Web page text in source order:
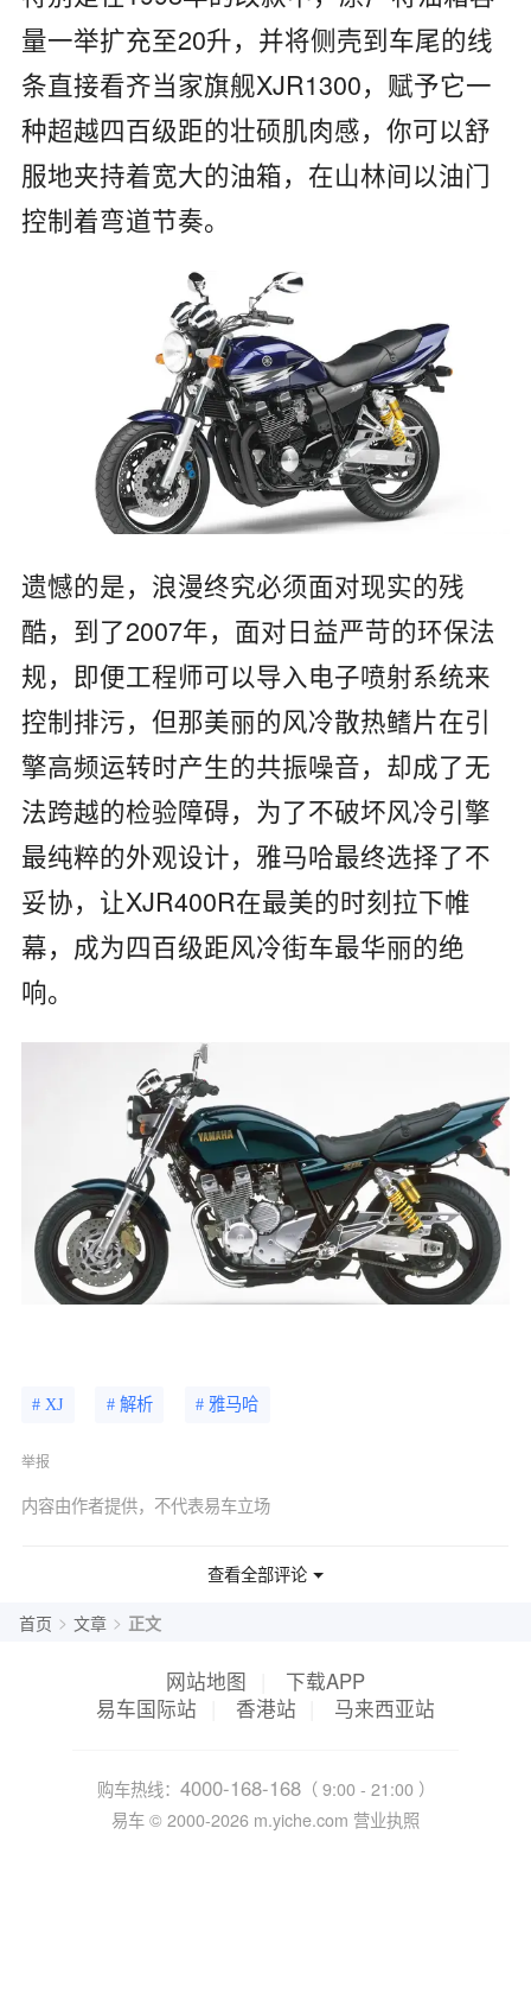
量一举扩充至20升，并将侧壳到车尾的线
条直接看齐当家旗舰XJR1300，赋予它一
种超越四百级距的壮硕肌肉感，你可以舒
服地夹持着宽大的油箱，在山林间以油门
控制着弯道节奏。
遗憾的是，浪漫终究必须面对现实的残
酷，到了2007年，面对日益严苛的环保法
规，即便工程师可以导入电子喷射系统来
控制排污，但那美丽的风冷散热鳍片在引
擎高频运转时产生的共振噪音，却成了无
法跨越的检验障碍，为了不破坏风冷引擎
最纯粹的外观设计，雅马哈最终选择了不
妥协，让XJR400R在最美的时刻拉下帷
幕，成为四百级距风冷街车最华丽的绝
响。
# XJ # 解析 # 雅马哈
举报
内容由作者提供，不代表易车立场
查看全部评论
首页 > 文章 > 正文
网站地图
下载APP
易车国际站
香港站 马来西亚站
购车热线： 4000-168-168（ 9:00 - 21:00 ）
易车 © 2000-2026 m.yiche.com 营业执照